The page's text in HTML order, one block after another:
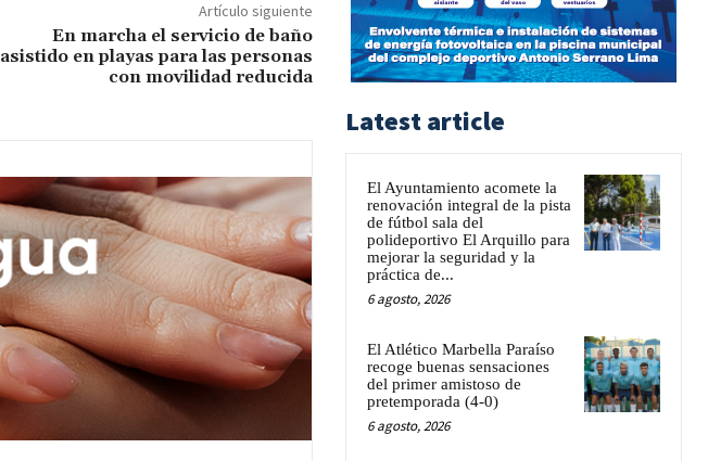
Artículo siguiente
En marcha el servicio de baño
asistido en playas para las personas
con movilidad reducida
Latest article
El Ayuntamiento acomete la
renovación integral de la pista
de fútbol sala del
polideportivo El Arquillo para
mejorar la seguridad y la
práctica de...
6 agosto, 2026
El Atlético Marbella Paraíso
recoge buenas sensaciones
del primer amistoso de
pretemporada (4-0)
6 agosto, 2026